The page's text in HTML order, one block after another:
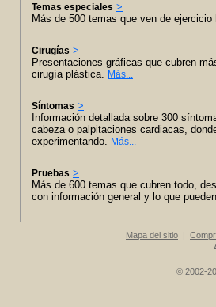
Temas especiales >
Más de 500 temas que ven de
Cirugías >
Presentaciones gráficas que cubren
cirugía plástica. Más...
Síntomas >
Información detallada sobre 300
cabeza o palpitaciones cardiacas,
experimentando. Más...
Pruebas >
Más de 600 temas que cubren todo,
con información general y lo que
Mapa del sitio |
© 2002-